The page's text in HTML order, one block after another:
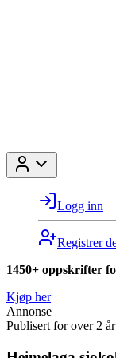
Logg inn
Registrer
1450+ oppskrifter
Kjøp her
Annonse
Publisert for over 2